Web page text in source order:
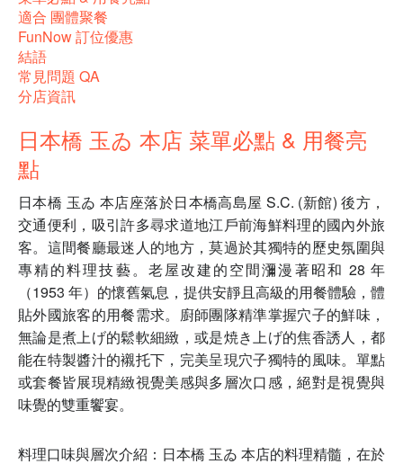
適合 團體聚餐
FunNow 訂位優惠
結語
常見問題 QA
分店資訊
日本橋 玉ゐ 本店 菜單必點 & 用餐亮
點
日本橋 玉ゐ 本店座落於日本橋高島屋 S.C. (新館) 後方，
交通便利，吸引許多尋求道地江戶前海鮮料理的國內外旅
客。這間餐廳最迷人的地方，莫過於其獨特的歷史氛圍與
專精的料理技藝。老屋改建的空間瀰漫著昭和 28 年
（1953 年）的懷舊氣息，提供安靜且高級的用餐體驗，體
貼外國旅客的用餐需求。廚師團隊精準掌握穴子的鮮味，
無論是煮上げ的鬆軟細緻，或是焼き上げ的焦香誘人，都
能在特製醬汁的襯托下，完美呈現穴子獨特的風味。單點
或套餐皆展現精緻視覺美感與多層次口感，絕對是視覺與
味覺的雙重饗宴。
料理口味與層次介紹：日本橋 玉ゐ 本店的料理精髓，在於